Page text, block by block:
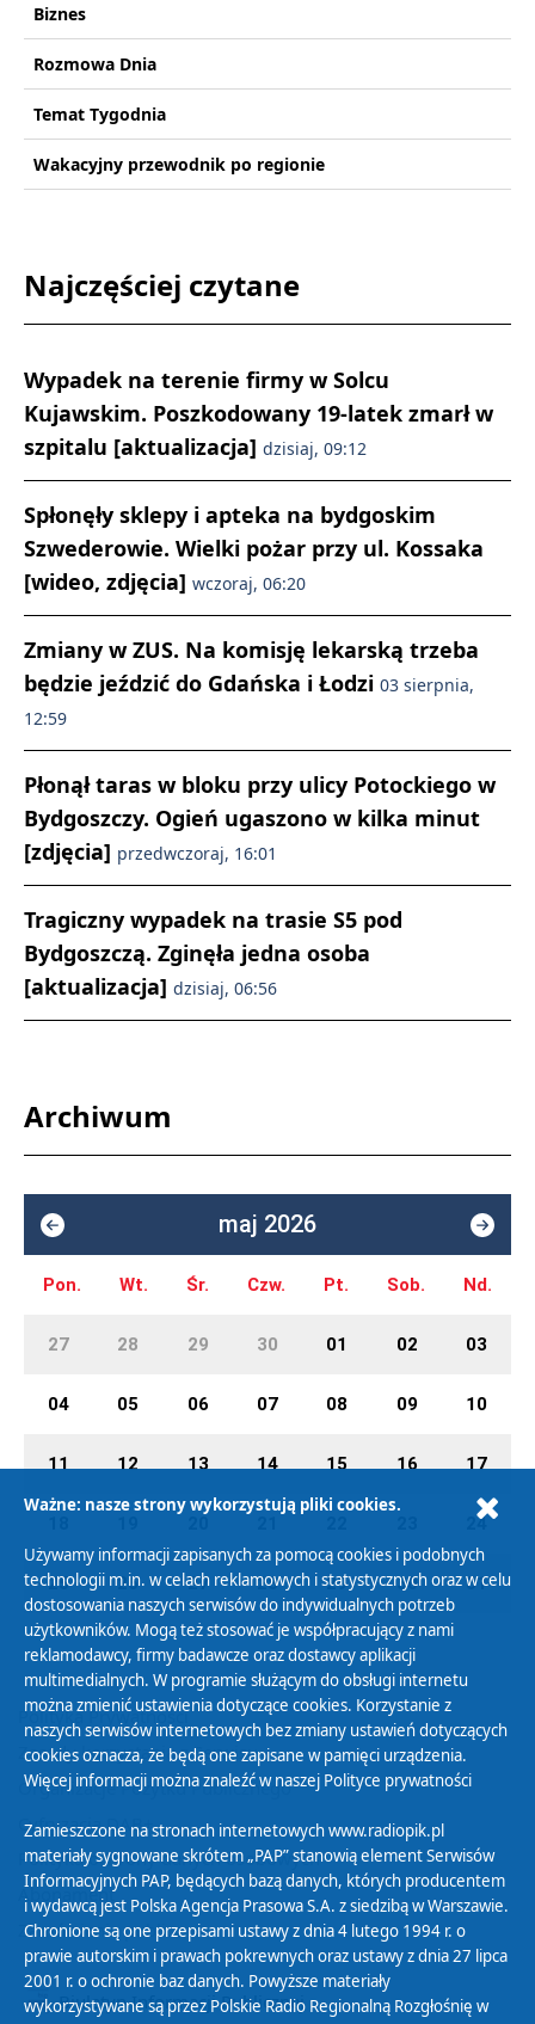
Biznes
Rozmowa Dnia
Temat Tygodnia
Wakacyjny przewodnik po regionie
Najczęściej czytane
Wypadek na terenie firmy w Solcu
Kujawskim. Poszkodowany 19-latek zmarł w
szpitalu [aktualizacja] dzisiaj, 09:12
Spłonęły sklepy i apteka na bydgoskim
Szwederowie. Wielki pożar przy ul. Kossaka
[wideo, zdjęcia] wczoraj, 06:20
Zmiany w ZUS. Na komisję lekarską trzeba
będzie jeździć do Gdańska i Łodzi 03 sierpnia,
12:59
Płonął taras w bloku przy ulicy Potockiego w
Bydgoszczy. Ogień ugaszono w kilka minut
[zdjęcia] przedwczoraj, 16:01
Tragiczny wypadek na trasie S5 pod
Bydgoszczą. Zginęła jedna osoba
[aktualizacja] dzisiaj, 06:56
Archiwum
maj 2026
Pon. Wt. Śr. Czw. Pt. Sob. Nd.
27 28 29 30 01 02 03
04 05 06 07 08 09 10
11 12 13 14 15 16 17
24
25 26 27 28 29 30 31
Polityka Prywatności
Zasady korzystania z Serwisu
Organizacje Pożytku Publicznego
Cyfryzacja DAB+
Polityka ochrony danych osobowych
Abonament
Zamówienia publiczne
Biuletyn Informacji Publicznej
Ważne: nasze strony wykorzystują pliki cookies.
Używamy informacji zapisanych za pomocą cookies i podobnych
technologii m.in. w celach reklamowych i statystycznych oraz w celu
dostosowania naszych serwisów do indywidualnych potrzeb
użytkowników. Mogą też stosować je współpracujący z nami
reklamodawcy, firmy badawcze oraz dostawcy aplikacji
multimedialnych. W programie służącym do obsługi internetu
można zmienić ustawienia dotyczące cookies. Korzystanie z
naszych serwisów internetowych bez zmiany ustawień dotyczących
cookies oznacza, że będą one zapisane w pamięci urządzenia.
Więcej informacji można znaleźć w naszej Polityce prywatności
Zamieszczone na stronach internetowych www.radiopik.pl
materiały sygnowane skrótem „PAP” stanowią element Serwisów
Informacyjnych PAP, będących bazą danych, których producentem
i wydawcą jest Polska Agencja Prasowa S.A. z siedzibą w Warszawie.
Chronione są one przepisami ustawy z dnia 4 lutego 1994 r. o
prawie autorskim i prawach pokrewnych oraz ustawy z dnia 27 lipca
2001 r. o ochronie baz danych. Powyższe materiały
wykorzystywane są przez Polskie Radio Regionalną Rozgłośnię w